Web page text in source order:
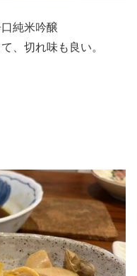
純米吟醸
、切れ味も良い。